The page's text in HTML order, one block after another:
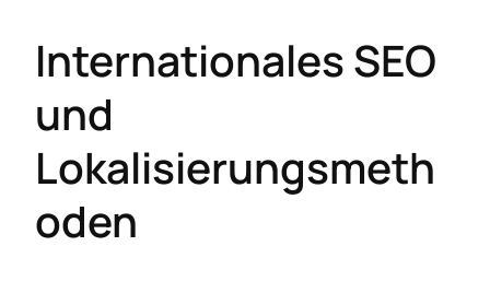
Internationales SEO
und
Lokalisierungsmeth
oden